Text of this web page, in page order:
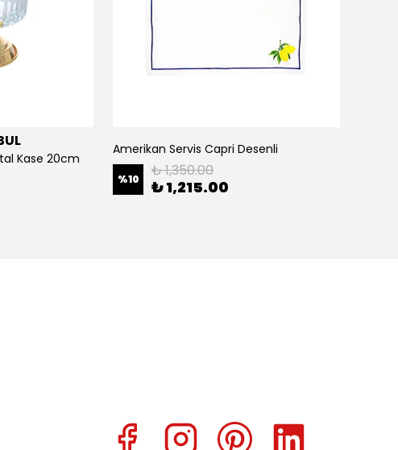
Kase 20cm
Amerikan Servis Capri Desenli
%10 ₺ 1,350.00
₺ 1,215.00